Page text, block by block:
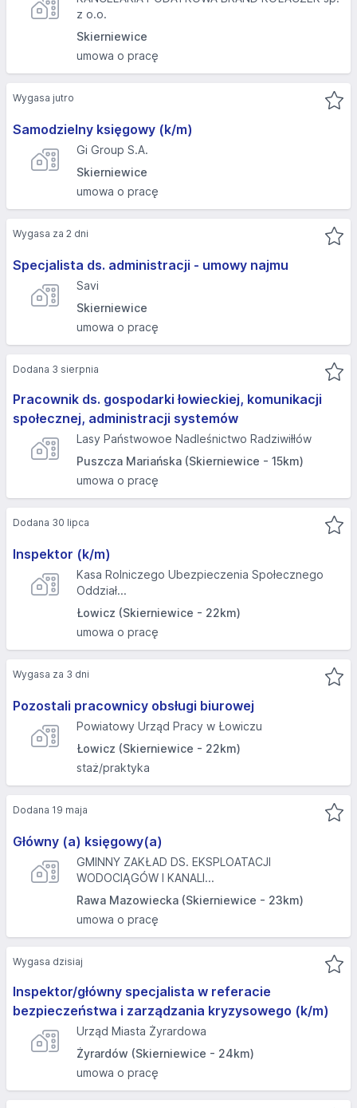
z o.o.
Skierniewice
umowa o pracę
Samodzielny księgowy (k/m)
Gi Group S.A.
Skierniewice
umowa o pracę
Wygasa jutro
Specjalista ds. administracji - umowy najmu
Savi
Skierniewice
umowa o pracę
Wygasa za 2 dni
Pracownik ds. gospodarki łowieckiej, komunikacji
społecznej, administracji systemów
Lasy Państwowoe Nadleśnictwo Radziwiłłów
Puszcza Mariańska (Skierniewice - 15km)
umowa o pracę
Dodana 3 sierpnia
Inspektor (k/m)
Kasa Rolniczego Ubezpieczenia Społecznego
Oddział...
Łowicz (Skierniewice - 22km)
umowa o pracę
Dodana 30 lipca
Pozostali pracownicy obsługi biurowej
Powiatowy Urząd Pracy w Łowiczu
Łowicz (Skierniewice - 22km)
staż/praktyka
Wygasa za 3 dni
Główny (a) księgowy(a)
GMINNY ZAKŁAD DS. EKSPLOATACJI
WODOCIĄGÓW I KANALI...
Rawa Mazowiecka (Skierniewice - 23km)
umowa o pracę
Dodana 19 maja
Inspektor/główny specjalista w referacie
bezpieczeństwa i zarządzania kryzysowego (k/m)
Urząd Miasta Żyrardowa
Żyrardów (Skierniewice - 24km)
umowa o pracę
Wygasa dzisiaj